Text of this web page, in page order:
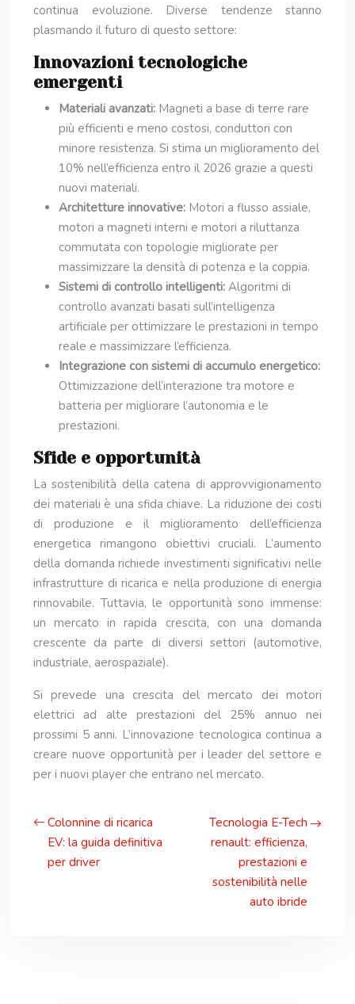
continua evoluzione. Diverse tendenze stanno
plasmando il futuro di questo settore:
Innovazioni tecnologiche
emergenti
Materiali avanzati: Magneti a base di terre rare
più efficienti e meno costosi, conduttori con
minore resistenza. Si stima un miglioramento del
10% nell’efficienza entro il 2026 grazie a questi
nuovi materiali.
Architetture innovative: Motori a flusso assiale,
motori a magneti interni e motori a riluttanza
commutata con topologie migliorate per
massimizzare la densità di potenza e la coppia.
Sistemi di controllo intelligenti: Algoritmi di
controllo avanzati basati sull’intelligenza
artificiale per ottimizzare le prestazioni in tempo
reale e massimizzare l’efficienza.
Integrazione con sistemi di accumulo energetico:
Ottimizzazione dell’interazione tra motore e
batteria per migliorare l’autonomia e le
prestazioni.
Sfide e opportunità
La sostenibilità della catena di approvvigionamento
dei materiali è una sfida chiave. La riduzione dei costi
di produzione e il miglioramento dell’efficienza
energetica rimangono obiettivi cruciali. L’aumento
della domanda richiede investimenti significativi nelle
infrastrutture di ricarica e nella produzione di energia
rinnovabile. Tuttavia, le opportunità sono immense:
un mercato in rapida crescita, con una domanda
crescente da parte di diversi settori (automotive,
industriale, aerospaziale).
Si prevede una crescita del mercato dei motori
elettrici ad alte prestazioni del 25% annuo nei
prossimi 5 anni. L’innovazione tecnologica continua a
creare nuove opportunità per i leader del settore e
per i nuovi player che entrano nel mercato.
Colonnine di ricarica
EV: la guida definitiva
per driver
Tecnologia E-Tech
renault: efficienza,
prestazioni e
sostenibilità nelle
auto ibride